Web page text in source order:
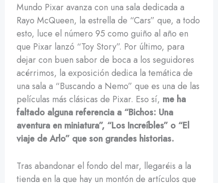
Mundo Pixar avanza con una sala dedicada a
Rayo McQueen, la estrella de “Cars” que, a todo
esto, luce el número 95 como guiño al año en
que Pixar lanzó “Toy Story”. Por último, para
dejar con buen sabor de boca a los seguidores
acérrimos, la exposición dedica la temática de
una sala a “Buscando a Nemo” que es una de las
películas más clásicas de Pixar. Eso sí, me ha
faltado alguna referencia a “Bichos: Una
aventura en miniatura”, “Los Increíbles” o “El
viaje de Arlo” que son grandes historias.
Tras abandonar el fondo del mar, llegaréis a la
tienda en la que hay un montón de artículos que